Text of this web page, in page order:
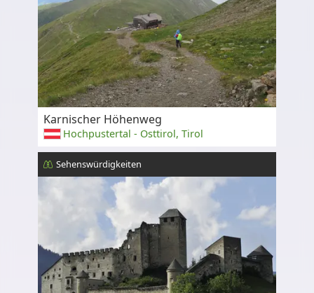
Karnischer Höhenweg
Hochpustertal - Osttirol, Tirol
Sehenswürdigkeiten